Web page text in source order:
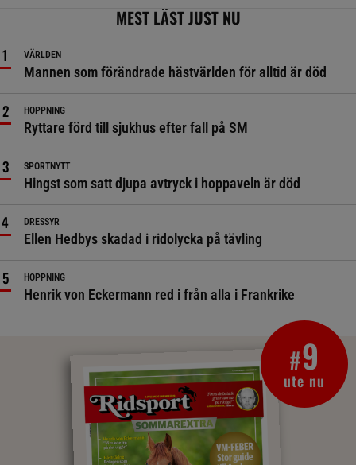
MEST LÄST JUST NU
VÄRLDEN
Mannen som förändrade hästvärlden för alltid är död
HOPPNING
Ryttare förd till sjukhus efter fall på SM
SPORTNYTT
Hingst som satt djupa avtryck i hoppaveln är död
DRESSYR
Ellen Hedbys skadad i ridolycka på tävling
HOPPNING
Henrik von Eckermann red i från alla i Frankrike
#9
ute nu